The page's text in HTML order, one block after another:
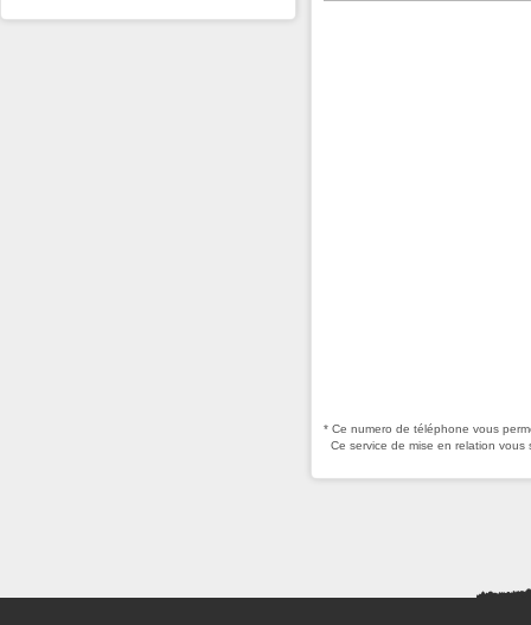
* Ce numero de téléphone vous
Ce service de mise en relation